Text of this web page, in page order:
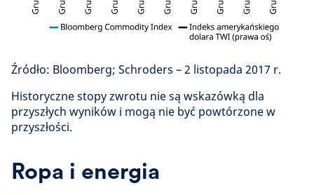
Źródło: Bloomberg; Schroders – 2 listopada 2017 r.
Historyczne stopy zwrotu nie są wskazówką dla
przyszłych wyników i mogą nie być powtórzone w
przyszłości.
Ropa i energia